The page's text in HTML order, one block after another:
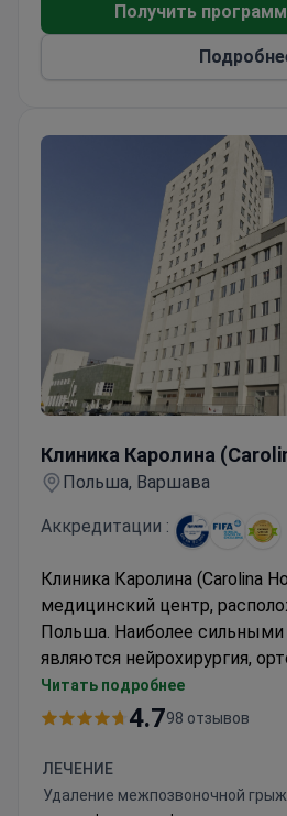
Получить
Клиника Каролина
Польша, Варшава
Аккредитации :
Клиника Каролина (Carolina
медицинский центр,
Польша. Наиболее сильными
являются нейрохирургия,
оториноларингология.
Клиника имеет большой
медицинским партнером
олимпийского комитета и
Читать подробнее
4.798 отзывов
ЛЕЧЕНИЕ
Удаление межпозвоночной